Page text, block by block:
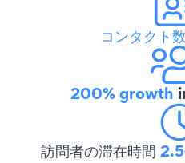
コンタクト
200% growth
訪問者の滞在時間